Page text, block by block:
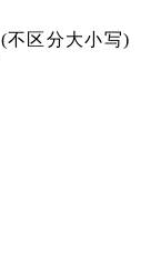
(不区分大小写)